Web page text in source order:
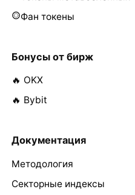
Фан токены
Бонусы от бирж
🔥 OKX
🔥 Bybit
Документация
Методология
Секторные индексы